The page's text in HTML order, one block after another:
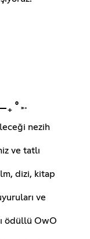
nezih
ve tatlı
dizi, kitap
ve
ödüllü OwO